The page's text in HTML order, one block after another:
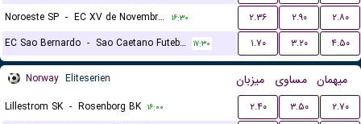
Noroeste SP - EC XV de Novembro (Piracicaba) ۱۶:۳۰ ۲.۳۶ ۲.۹۰
۲.۸۰
EC Sao Bernardo - Sao Caetano Futebol ۱۷:۳۰ ۱.۷۰ ۳.۲۰ ۴.۵۰
Norway Eliteserien میزبان مساوی میهمان
Lillestrom SK - Rosenborg BK ۱۶:۰۰ ۲.۴۰ ۳.۵۰
۲.۷۰